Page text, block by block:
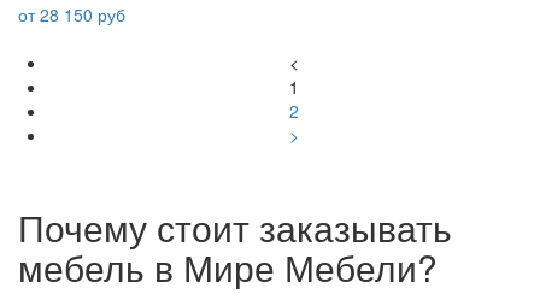
от 28 150 руб
<
1
2
>
Почему стоит заказывать
мебель в Мире Мебели?